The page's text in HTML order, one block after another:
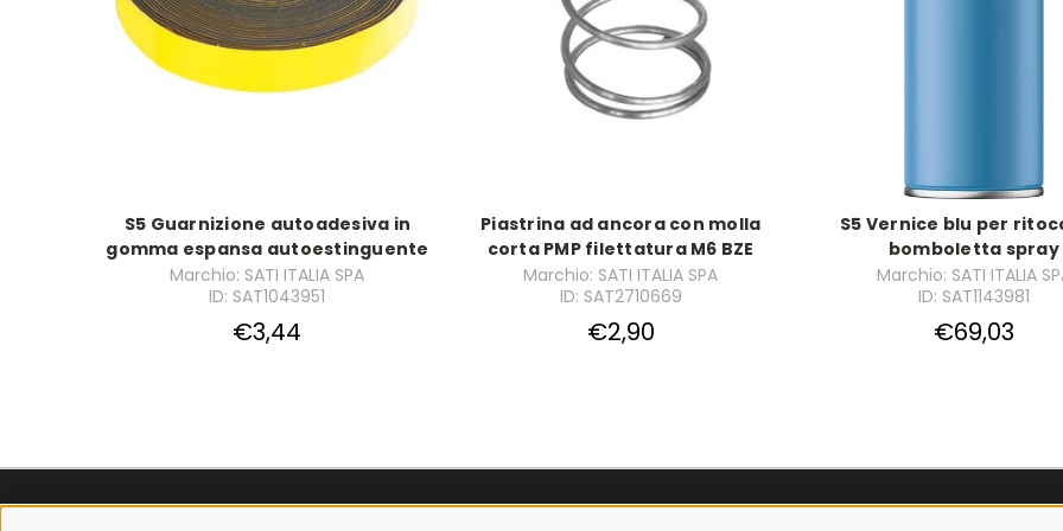
S5 Guarnizione autoadesiva in
gomma espansa autoestinguente
Marchio: SATI ITALIA SPA
ID: SAT1043951
€3,44
Piastrina ad ancora con molla
corta PMP filettatura M6 BZE
Marchio: SATI ITALIA SPA
ID: SAT2710669
€2,90
S5 Vernice blu per
bomboletta spray
Marchio: SATI ITALIA
ID: SAT1143981
€69,03